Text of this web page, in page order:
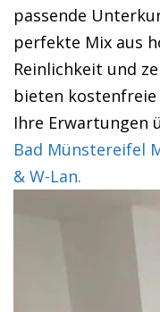
passende
perfekte Mix aus
Reinlichkeit und
bieten kostenfreie
Ihre Erwartungen
Bad Münstereifel
& W-Lan.